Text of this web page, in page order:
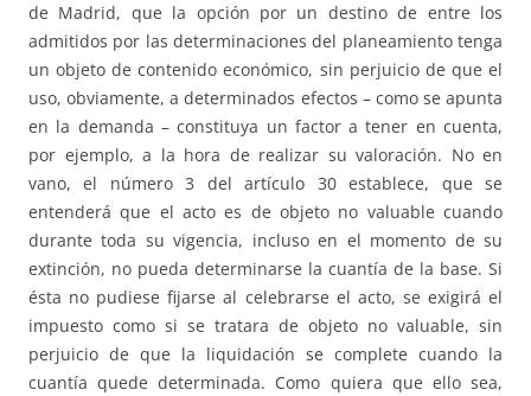
de Madrid, que la opción por un destino de entre los
admitidos por las determinaciones del planeamiento tenga
un objeto de contenido económico, sin perjuicio de que el
uso, obviamente, a determinados efectos – como se apunta
en la demanda – constituya un factor a tener en cuenta,
por ejemplo, a la hora de realizar su valoración. No en
vano, el número 3 del artículo 30 establece, que se
entenderá que el acto es de objeto no valuable cuando
durante toda su vigencia, incluso en el momento de su
extinción, no pueda determinarse la cuantía de la base. Si
ésta no pudiese fijarse al celebrarse el acto, se exigirá el
impuesto como si se tratara de objeto no valuable, sin
perjuicio de que la liquidación se complete cuando la
cuantía quede determinada. Como quiera que ello sea,